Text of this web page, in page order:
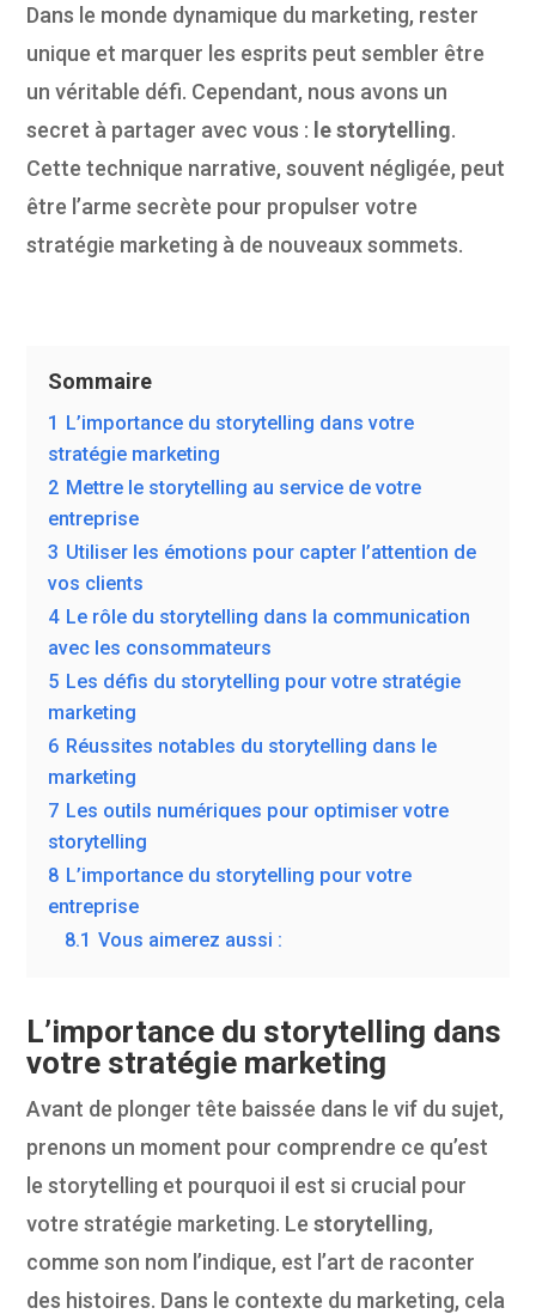
Dans le monde dynamique du marketing, rester
unique et marquer les esprits peut sembler être
un véritable défi. Cependant, nous avons un
secret à partager avec vous : le storytelling.
Cette technique narrative, souvent négligée, peut
être l’arme secrète pour propulser votre
stratégie marketing à de nouveaux sommets.
Sommaire
1 L’importance du storytelling dans votre
stratégie marketing
2 Mettre le storytelling au service de votre
entreprise
3 Utiliser les émotions pour capter l’attention de
vos clients
4 Le rôle du storytelling dans la communication
avec les consommateurs
5 Les défis du storytelling pour votre stratégie
marketing
6 Réussites notables du storytelling dans le
marketing
7 Les outils numériques pour optimiser votre
storytelling
8 L’importance du storytelling pour votre
entreprise
8.1 Vous aimerez aussi :
L’importance du storytelling dans
votre stratégie marketing
Avant de plonger tête baissée dans le vif du sujet,
prenons un moment pour comprendre ce qu’est
le storytelling et pourquoi il est si crucial pour
votre stratégie marketing. Lestorytelling,
comme son nom l’indique, est l’art de raconter
des histoires. Dans le contexte du marketing, cela